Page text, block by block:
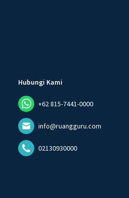
Hubungi Kami
+62 815-7441-0000
info@ruangguru.com
02130930000